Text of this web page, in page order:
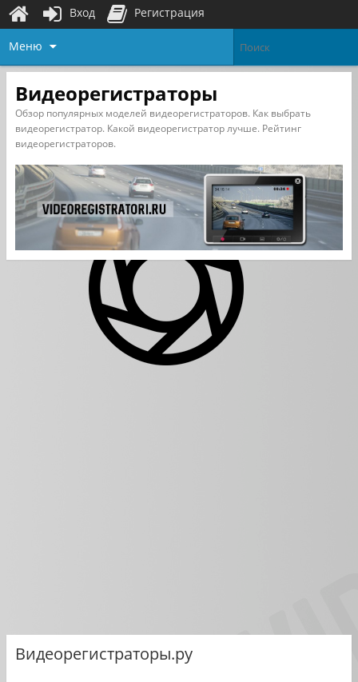
Меню
Видеорегистраторы
Обзор популярных моделей видеорегистраторов. Как выбрать
видеорегистратор. Какой видеорегистратор лучше. Рейтинг
видеорегистраторов.
Видеорегистраторы.ру
Вход Регистрация